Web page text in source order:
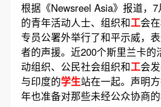
根据《Newsreel Asia》报道，
的青年活动人士、组织和工会
专员公署外举行了和平示威，
者的声援。近200个斯里兰卡的
动组织、公民社会组织和工会
与印度的学生站在一起。声明
年也准备对那些未经公众协商